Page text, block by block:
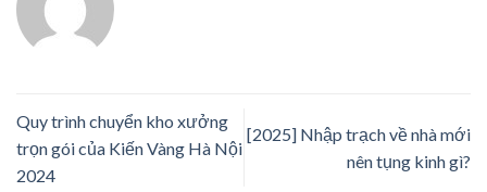
Quy trình chuyển kho xưởng
trọn gói của Kiến Vàng Hà Nội
2024
[2025] Nhập trạch về nhà mới
nên tụng kinh gì?